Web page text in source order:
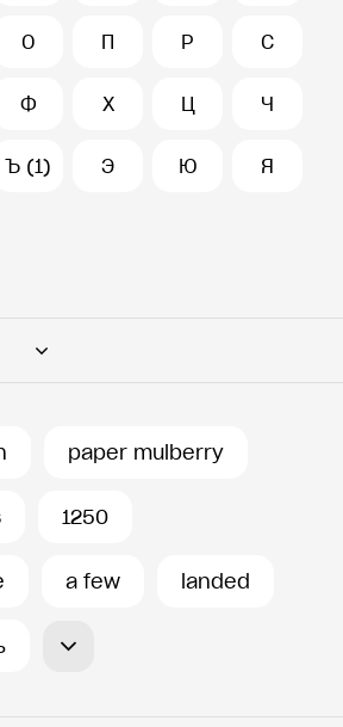
О П Р С
Ф Х Ц Ч
Ъ (1) Э Ю Я
paper mulberry
1250
a few landed